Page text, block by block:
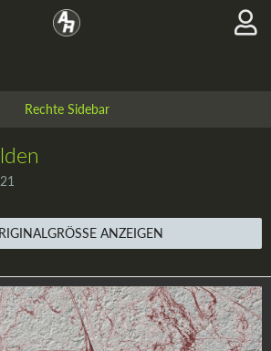
ANZEIGEN